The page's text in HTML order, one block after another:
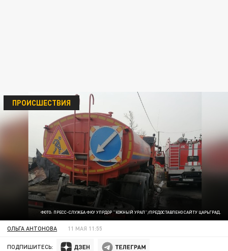
ФОТО: ПРЕСС-СЛУЖБА ФКУ УПРДОР "ЮЖНЫЙ УРАЛ"/ПРЕДОСТАВЛЕНО САЙТУ ЦАРЬГРАД.
ПРОИСШЕСТВИЯ
ОЛЬГА АНТОНОВА 11 МАЯ 11:55
ПОДПИШИТЕСЬ: